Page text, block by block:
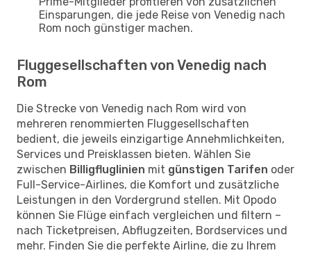
Einsparungen, die jede Reise von Venedig nach
Rom noch günstiger machen.
Fluggesellschaften von Venedig nach
Rom
Die Strecke von Venedig nach Rom wird von
mehreren renommierten Fluggesellschaften
bedient, die jeweils einzigartige Annehmlichkeiten,
Services und Preisklassen bieten. Wählen Sie
zwischen Billigfluglinien mit günstigen Tarifen oder
Full-Service-Airlines, die Komfort und zusätzliche
Leistungen in den Vordergrund stellen. Mit Opodo
können Sie Flüge einfach vergleichen und filtern –
nach Ticketpreisen, Abflugzeiten, Bordservices und
mehr. Finden Sie die perfekte Airline, die zu Ihrem